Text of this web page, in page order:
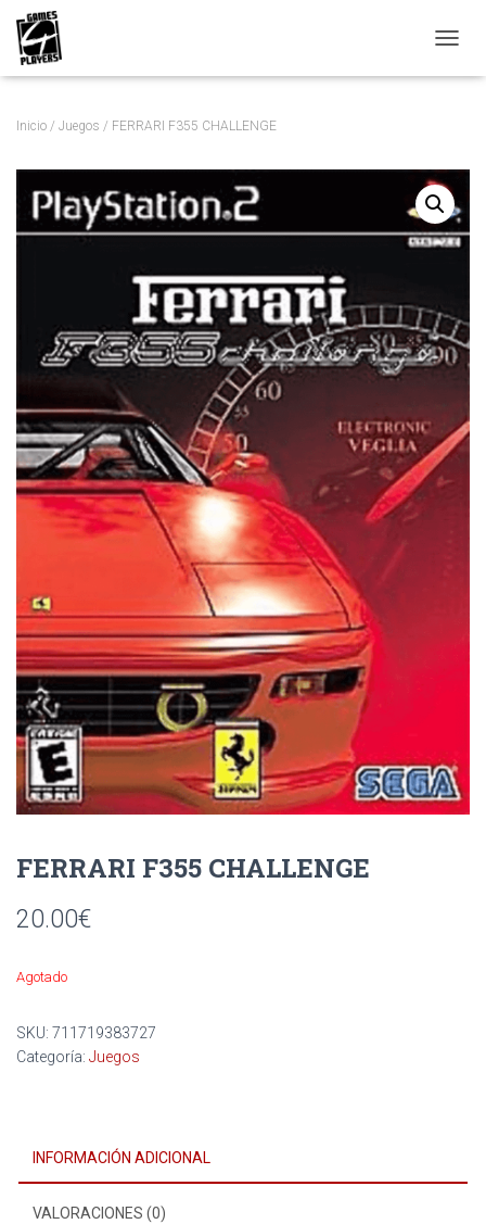
A
M
O
D
N
A
V
A
C
Ó
Inicio / Juegos / FERRARI F355 CHALLENGE
FERRARI F355 CHALLENGE
20.00€
Agotado
SKU: 711719383727
Categoría: Juegos
INFORMACIÓN ADICIONAL
VALORACIONES (0)